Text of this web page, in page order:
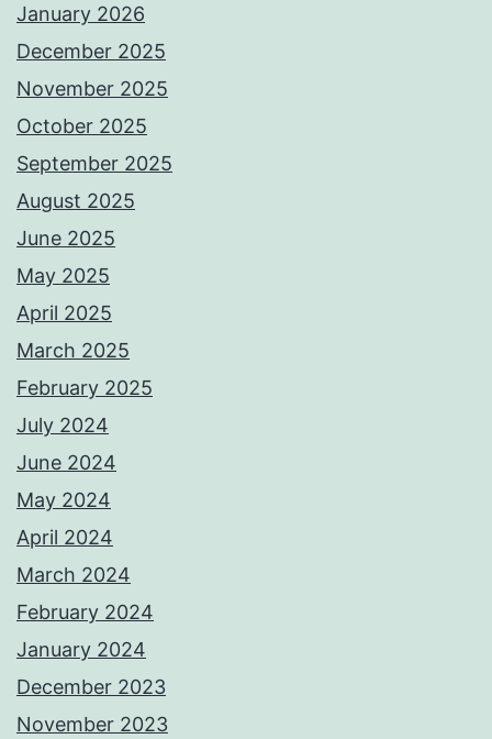
January 2026
December 2025
November 2025
October 2025
September 2025
August 2025
June 2025
May 2025
April 2025
March 2025
February 2025
July 2024
June 2024
May 2024
April 2024
March 2024
February 2024
January 2024
December 2023
November 2023